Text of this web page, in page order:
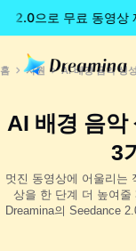
2.0으로 무료 동영상
홈 자원 AI 배경 음악 생
AI 배경 음악
3
멋진 동영상에 어울리는
상을 한 단계 더 높여
Dreamina의 Seedance